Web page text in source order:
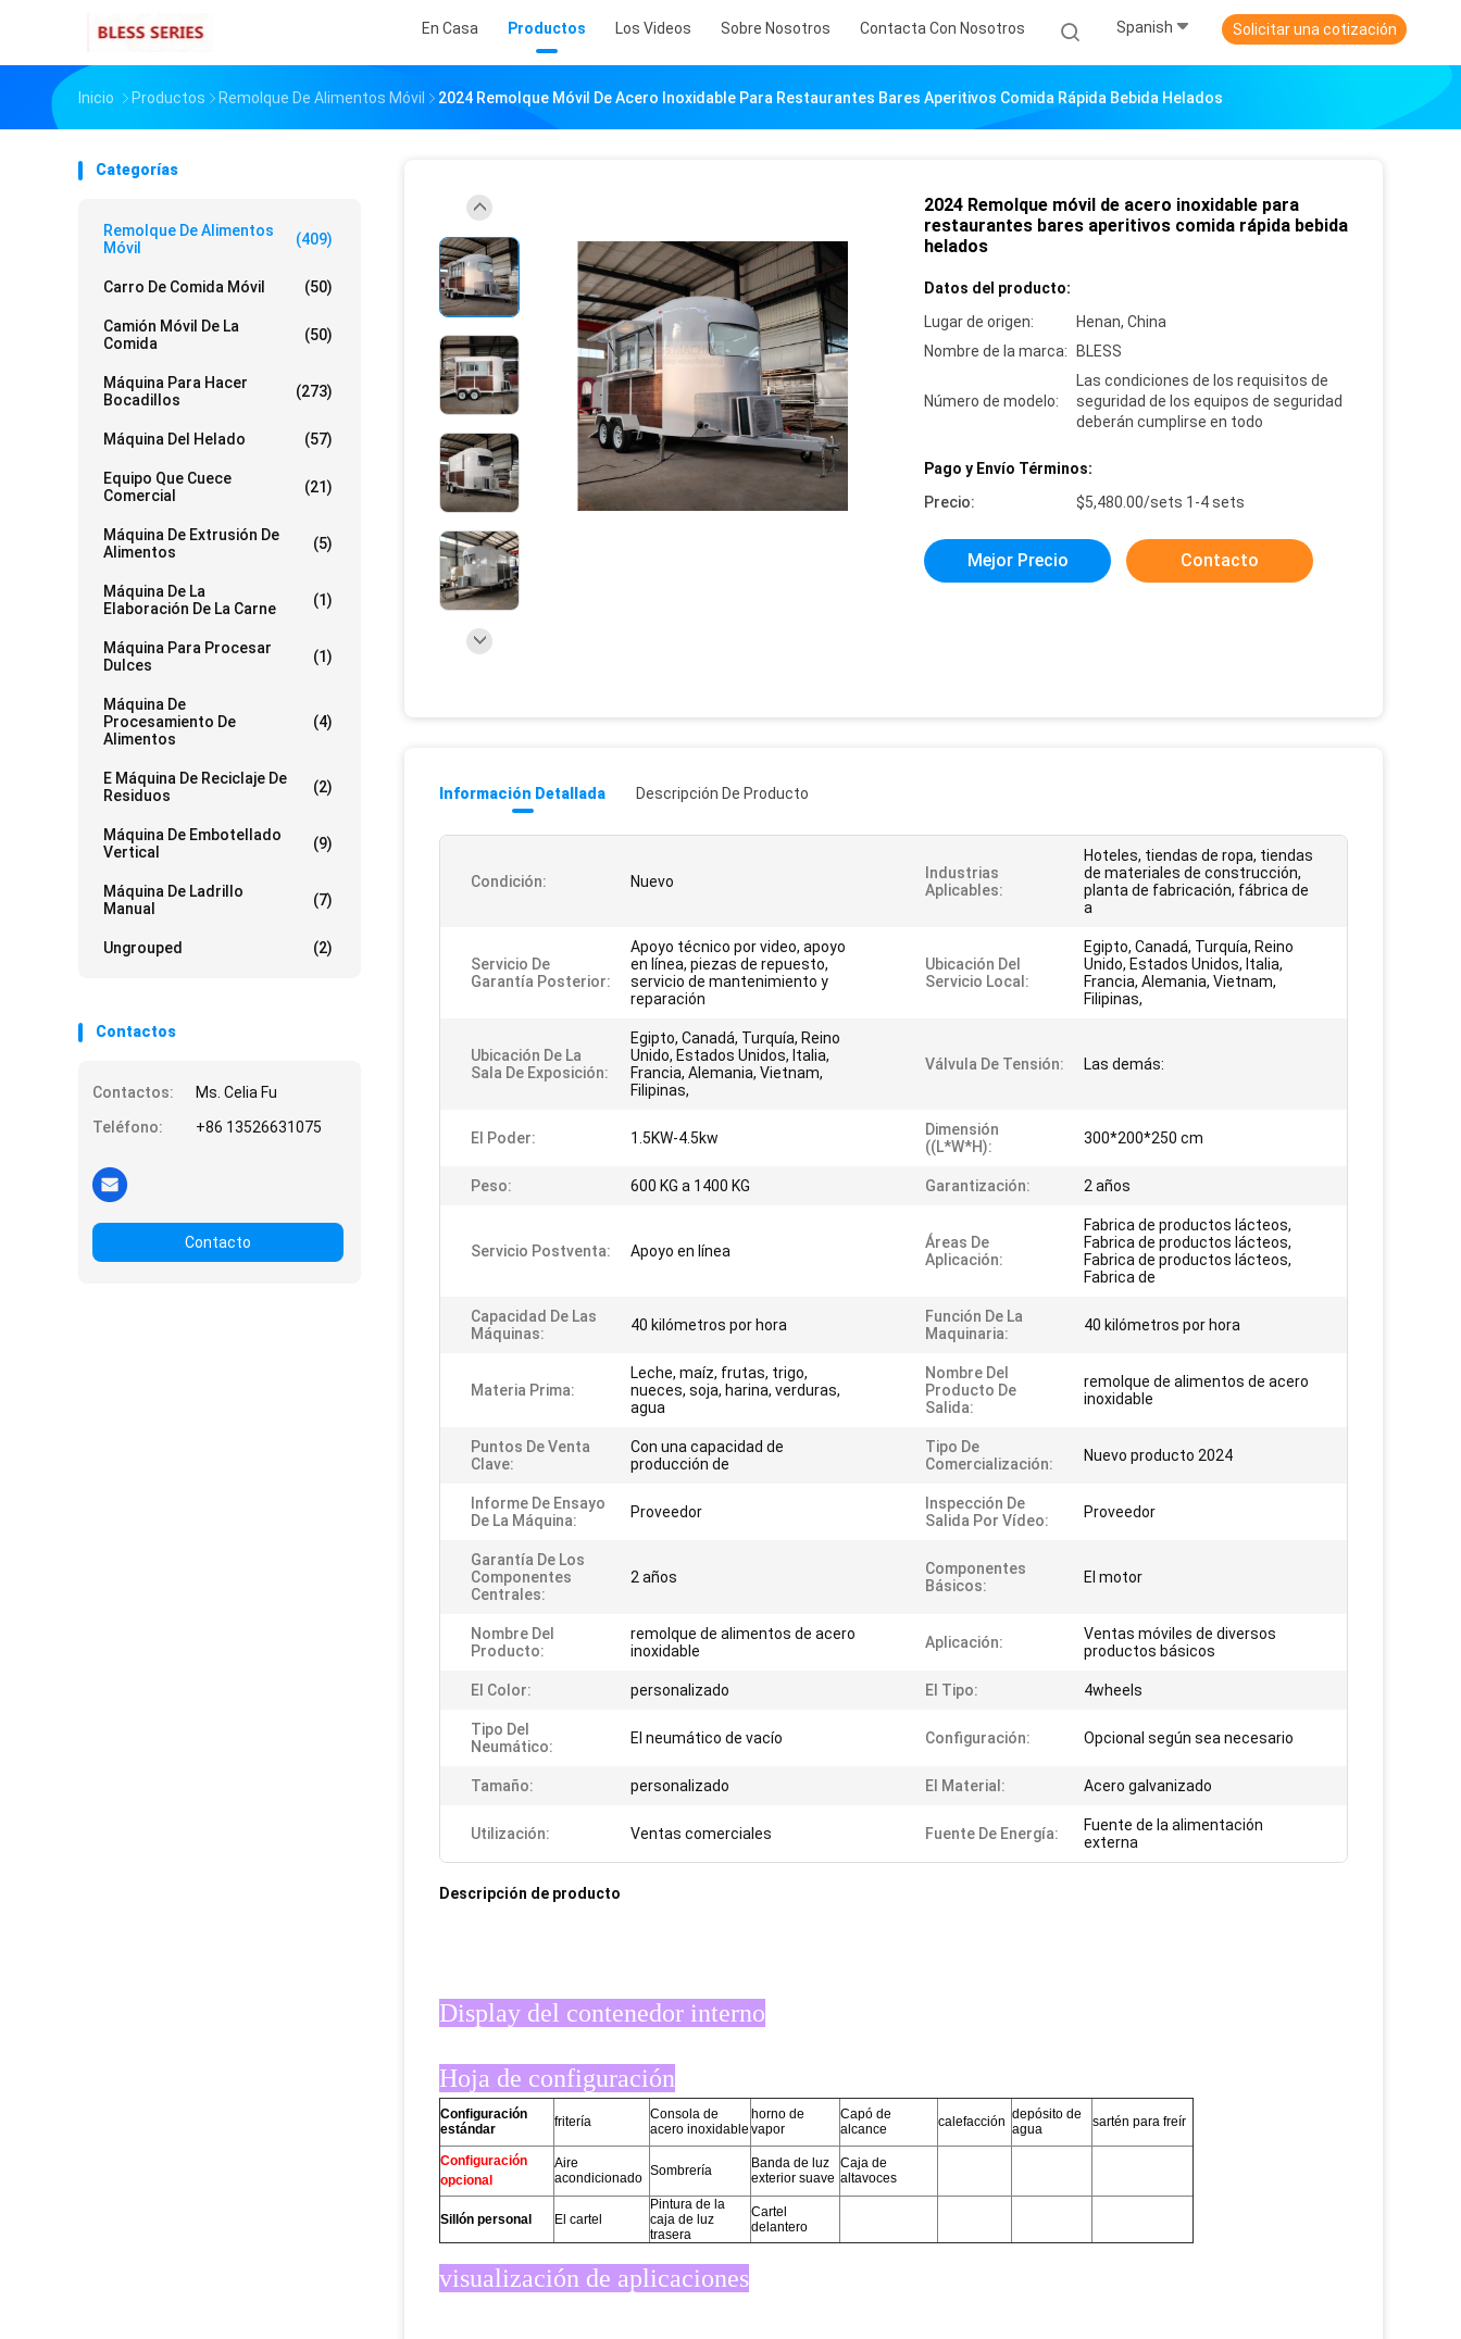
En Casa Productos Los Videos Sobre Nosotros Contacta Con Nosotros Spanish Solicitar una cotización
Inicio Productos Remolque De Alimentos Móvil 2024 Remolque Móvil De Acero Inoxidable Para Restaurantes Bares Aperitivos Comida Rápida Bebida Helados
Categorías
Remolque De Alimentos
Móvil
(409)
Carro De Comida Móvil (50)
Camión Móvil De La
Comida
(50)
Máquina Para Hacer
Bocadillos
(273)
Máquina Del Helado (57)
Equipo Que Cuece
Comercial
(21)
Máquina De Extrusión De
Alimentos
(5)
Máquina De La
Elaboración De La Carne
(1)
Máquina Para Procesar
Dulces
(1)
Máquina De
Procesamiento De
Alimentos
(4)
E Máquina De Reciclaje De
Residuos
(2)
Máquina De Embotellado
Vertical
(9)
Máquina De Ladrillo
Manual
(7)
Ungrouped (2)
Contactos
Contactos:
Ms. Celia Fu
Teléfono:
+86 13526631075
Contacto
2024 Remolque móvil de acero inoxidable para
restaurantes bares aperitivos comida rápida bebida
helados
Datos del producto:
Lugar de origen:
Henan, China
Nombre de la marca:
BLESS
Número de modelo:
Las condiciones de los requisitos de
seguridad de los equipos de seguridad
deberán cumplirse en todo
Pago y Envío Términos:
Precio:
$5,480.00/sets 1-4 sets
Mejor Precio Contacto
Información Detallada Descripción De Producto
Condición: Nuevo
Industrias
Aplicables:
Hoteles, tiendas de ropa, tiendas
de materiales de construcción,
planta de fabricación, fábrica de
a
Servicio De
Garantía Posterior:
Apoyo técnico por video, apoyo
en línea, piezas de repuesto,
servicio de mantenimiento y
reparación
Ubicación Del
Servicio Local:
Egipto, Canadá, Turquía, Reino
Unido, Estados Unidos, Italia,
Francia, Alemania, Vietnam,
Filipinas,
Ubicación De La
Sala De Exposición:
Egipto, Canadá, Turquía, Reino
Unido, Estados Unidos, Italia,
Francia, Alemania, Vietnam,
Filipinas,
Válvula De Tensión: Las demás:
El Poder: 1.5KW-4.5kw
Dimensión
((L*W*H):
300*200*250 cm
Peso: 600 KG a 1400 KG Garantización: 2 años
Servicio Postventa: Apoyo en línea
Áreas De
Aplicación:
Fabrica de productos lácteos,
Fabrica de productos lácteos,
Fabrica de productos lácteos,
Fabrica de
Capacidad De Las
Máquinas:
40 kilómetros por hora
Función De La
Maquinaria:
40 kilómetros por hora
Materia Prima:
Leche, maíz, frutas, trigo,
nueces, soja, harina, verduras,
agua
Nombre Del
Producto De
Salida:
remolque de alimentos de acero
inoxidable
Puntos De Venta
Clave:
Con una capacidad de
producción de
Tipo De
Comercialización:
Nuevo producto 2024
Informe De Ensayo
De La Máquina:
Proveedor
Inspección De
Salida Por Vídeo:
Proveedor
Garantía De Los
Componentes
Centrales:
2 años
Componentes
Básicos:
El motor
Nombre Del
Producto:
remolque de alimentos de acero
inoxidable
Aplicación:
Ventas móviles de diversos
productos básicos
El Color: personalizado El Tipo: 4wheels
Tipo Del
Neumático:
El neumático de vacío Configuración: Opcional según sea necesario
Tamaño: personalizado El Material: Acero galvanizado
Utilización: Ventas comerciales Fuente De Energía:
Fuente de la alimentación
externa
Descripción de producto
Display del contenedor interno
Hoja de configuración
Configuración
estándar
fritería
Consola de
acero inoxidable
horno de
vapor
Capó de
alcance
calefacción depósito de
agua
sartén para freír
Configuración
opcional
Aire
acondicionado Sombrería
Banda de luz
exterior suave
Caja de
altavoces
Sillón personal El cartel
Pintura de la
caja de luz
trasera
Cartel
delantero
visualización de aplicaciones